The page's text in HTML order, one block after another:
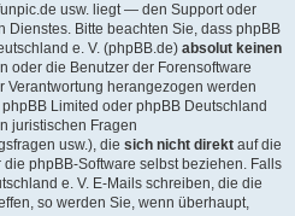
usw. liegt — den Support oder
Dienstes. Bitte beachten Sie, dass phpBB
e. V. (phpBB.de) absolut keinen
oder die Benutzer der Forensoftware
Verantwortung herangezogen werden
Limited oder phpBB Deutschland
juristischen Fragen
usw.), die sich nicht direkt auf die
phpBB-Software selbst beziehen. Falls
e. V. E-Mails schreiben, die die
so werden Sie, wenn überhaupt,